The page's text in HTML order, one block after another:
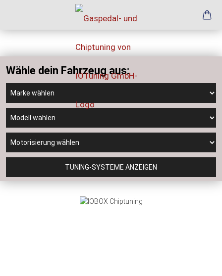
Wähle dein Fahrzeug aus:
TUNING-SYSTEME ANZEIGEN